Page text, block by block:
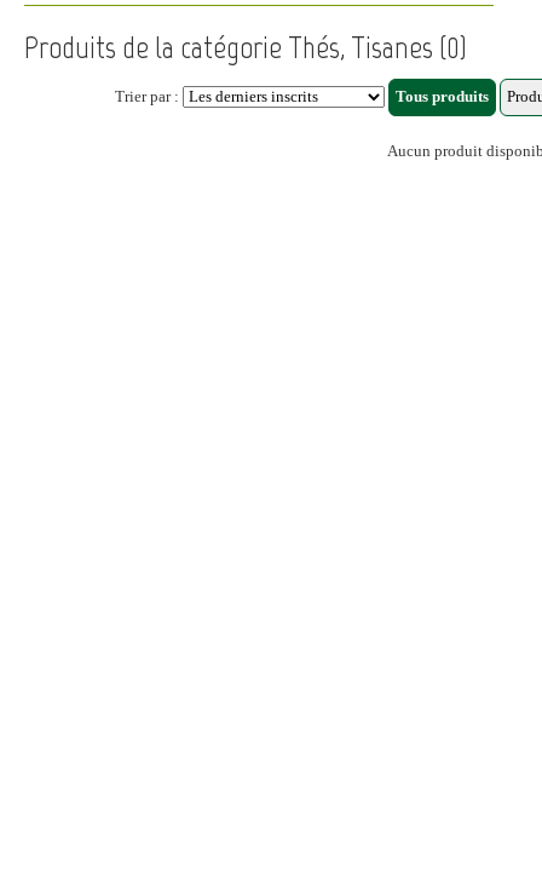
Produits de la catégorie Thés, Tisanes (0)
Trier par :
Aucun produit